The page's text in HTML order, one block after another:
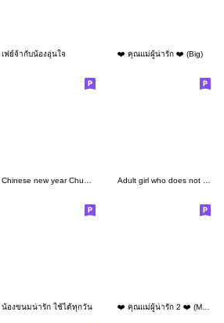
เฟย์จ้ากับน้องอุ่นใจ ❤️ คุณแม่ผู้น่ารัก ❤️ (Big)
น้องขนมน่ารัก ใช้ได้ทุกวัน ❤️ คุณแม่ผู้น่ารัก 2 ❤️ (Mini)